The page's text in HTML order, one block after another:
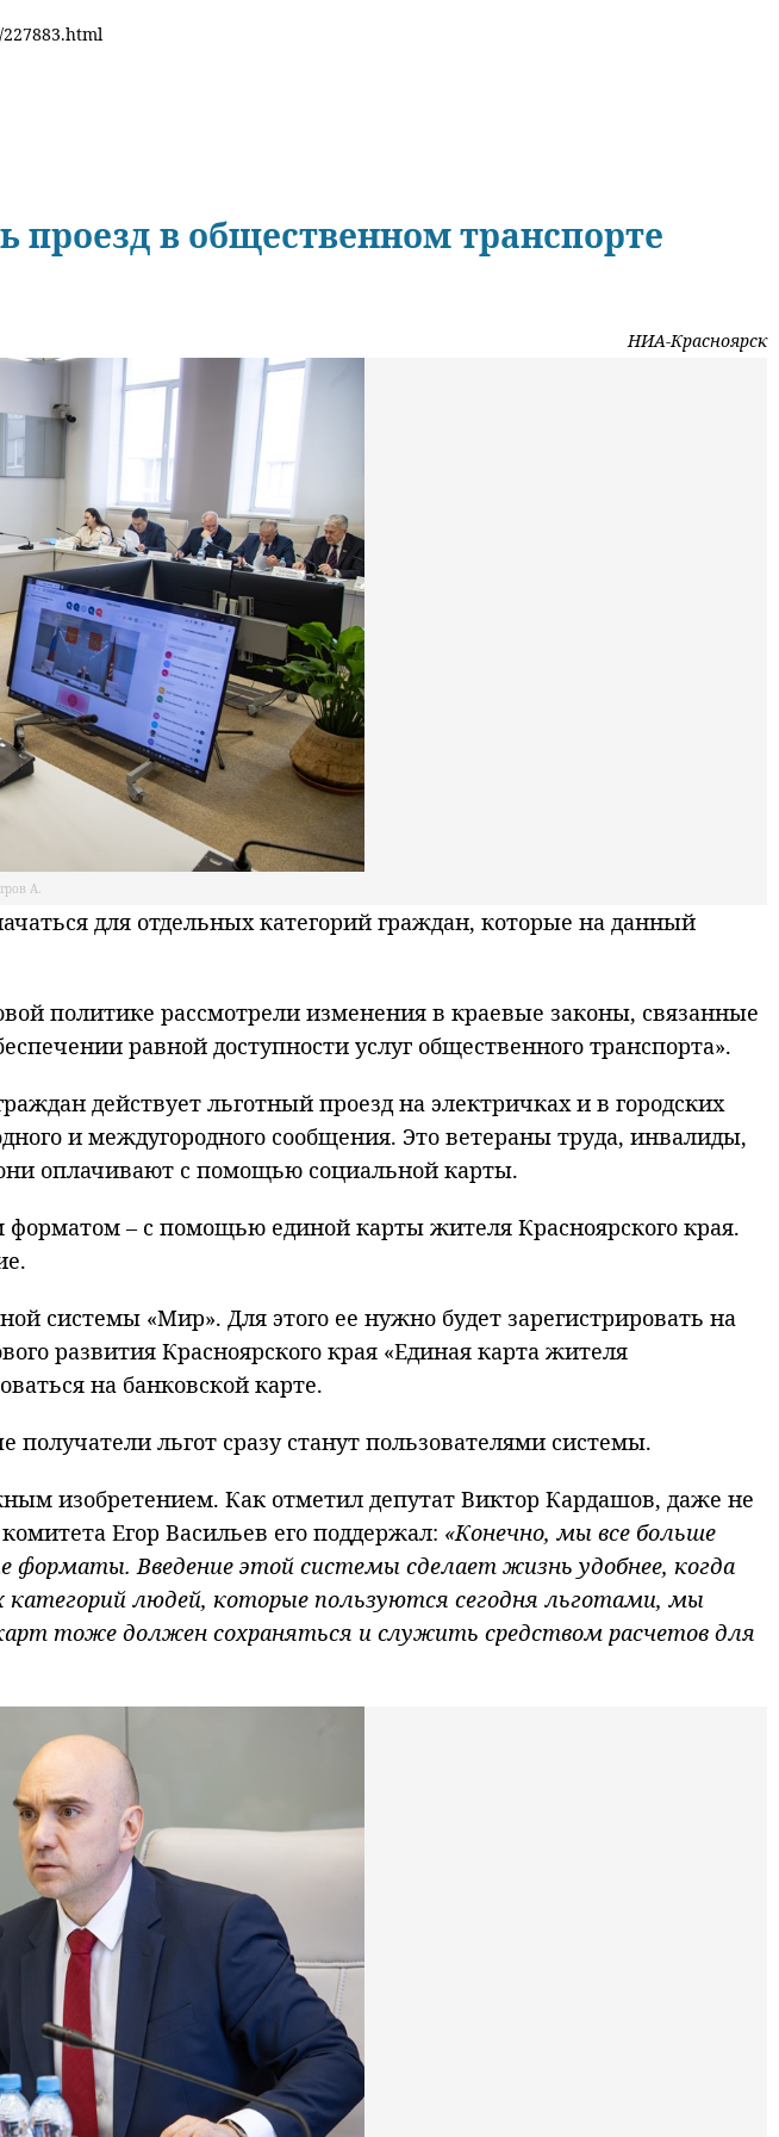
проезд в общественном транспорте
НИА-Красноярск
А.
для отдельных категорий граждан, которые на данный
политике рассмотрели изменения в краевые законы, связанные
равной доступности услуг общественного транспорта».
действует льготный проезд на электричках и в городских
и междугородного сообщения. Это ветераны труда, инвалиды,
оплачивают с помощью социальной карты.
– с помощью единой карты жителя Красноярского края.
системы «Мир». Для этого ее нужно будет зарегистрировать на
развития Красноярского края «Единая карта жителя
на банковской карте.
льгот сразу станут пользователями системы.
изобретением. Как отметил депутат Виктор Кардашов, даже не
Егор Васильев его поддержал: «Конечно, мы все больше
Введение этой системы сделает жизнь удобнее, когда
людей, которые пользуются сегодня льготами, мы
тоже должен сохраняться и служить средством расчетов для